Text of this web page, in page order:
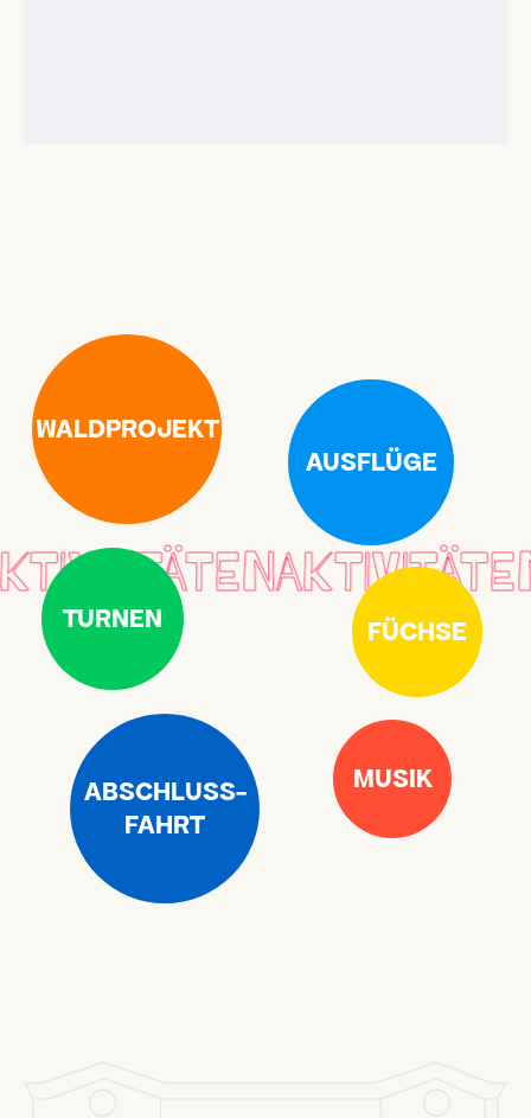
WALDPROJEKT
AUSFLÜGE
TURNEN FÜCHSE
ABSCHLUSS-
FAHRT
MUSIK